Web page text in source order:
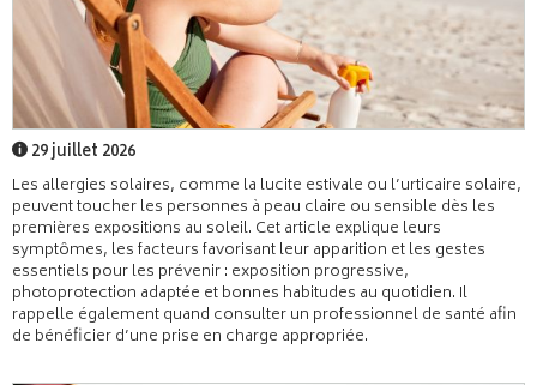
29 juillet 2026
Les allergies solaires, comme la lucite estivale ou l’urticaire solaire,
peuvent toucher les personnes à peau claire ou sensible dès les
premières expositions au soleil. Cet article explique leurs
symptômes, les facteurs favorisant leur apparition et les gestes
essentiels pour les prévenir : exposition progressive,
photoprotection adaptée et bonnes habitudes au quotidien. Il
rappelle également quand consulter un professionnel de santé afin
de bénéficier d’une prise en charge appropriée.